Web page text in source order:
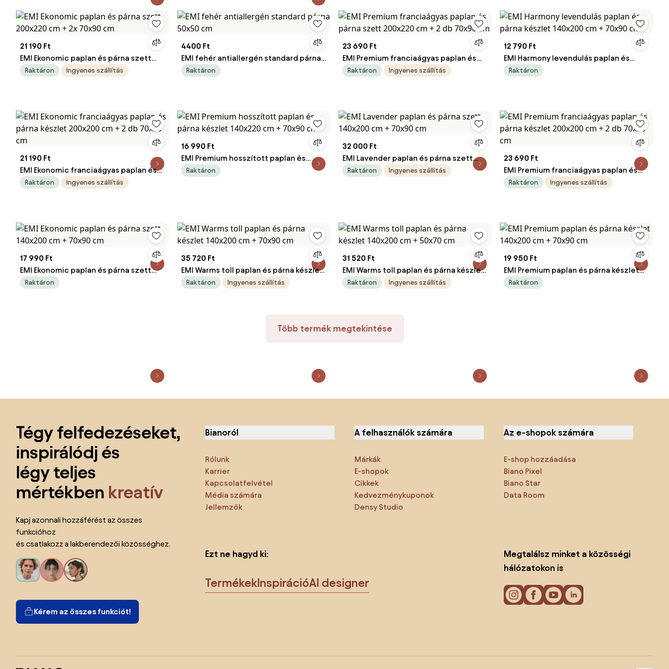
21 190 Ft
EMI Ekonomic paplan és párna szett
200x220 cm + 2x 70x90 cm
Raktáron Ingyenes szállítás
4400 Ft
EMI fehér antiallergén standard párna
50x50 cm
Raktáron
23 690 Ft
EMI Premium franciaágyas paplan és
párna szett 200x220 cm + 2 db 70x90
Raktáron Ingyenes szállítás
12 790 Ft
EMI Harmony levendulás paplan és
párna készlet 140x200 cm + 70x90 cm
Raktáron
21 190 Ft
EMI Ekonomic franciaágyas paplan és
párna készlet 200x200 cm + 2 db
Raktáron Ingyenes szállítás
16 990 Ft
EMI Premium hosszított paplan és
párna készlet 140x220 cm + 70x90 cm
Raktáron
32 000 Ft
EMI Lavender paplan és párna szett
140x200 cm + 70x90 cm
Raktáron Ingyenes szállítás
23 690 Ft
EMI Premium franciaágyas paplan és
párna készlet 200x200 cm + 2 db
Raktáron Ingyenes szállítás
17 990 Ft
EMI Ekonomic paplan és párna szett
140x200 cm + 70x90 cm
Raktáron
35 720 Ft
EMI Warms toll paplan és párna készlet
140x200 cm + 70x90 cm
Raktáron Ingyenes szállítás
31 520 Ft
EMI Warms toll paplan és párna készlet
140x200 cm + 50x70 cm
Raktáron Ingyenes szállítás
19 950 Ft
EMI Premium paplan és párna készlet
140x200 cm + 70x90 cm
Raktáron
Több termék megtekintése
Tégy felfedezéseket,
inspirálódj és
légy teljes
mértékben kreatív
Kapj azonnali hozzáférést az összes
funkcióhoz
és csatlakozz a lakberendezői közösséghez.
Kérem az összes funkciót!
Bianoról
Rólunk
Karrier
Kapcsolatfelvétel
Média számára
Jellemzők
A felhasználók számára
Márkák
E-shopok
Cikkek
Kedvezménykuponok
Densy Studio
Az e-shopok számára
E-shop hozzáadása
Biano Pixel
Biano Star
Data Room
Ezt ne hagyd ki:
TermékekInspirációAI designer
Megtalálsz minket a közösségi
hálózatokon is